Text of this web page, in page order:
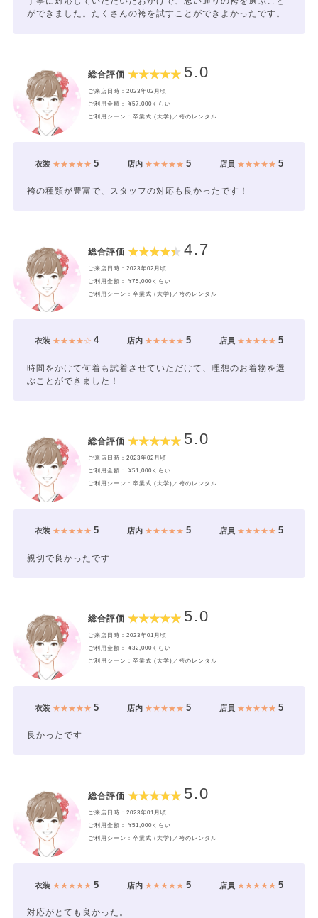
ができました。たくさんの袴を試すことができよかったです。
総合評価 5.0
ご来店日時：2023年02月頃
ご利用金額： ¥57,000くらい
ご利用シーン：卒業式 (大学)／袴のレンタル
衣装★★★★★ 5 店内★★★★★ 5 店員 ★★★★★5
袴の種類が豊富で、スタッフの対応も良かったです！
総合評価 4.7
ご来店日時：2023年02月頃
ご利用金額： ¥75,000くらい
ご利用シーン：卒業式 (大学)／袴のレンタル
衣装★★★★☆ 4 店内★★★★★ 5 店員 ★★★★★5
時間をかけて何着も試着させていただけて、理想のお着物を選
ぶことができました！
総合評価 5.0
ご来店日時：2023年02月頃
ご利用金額： ¥51,000くらい
ご利用シーン：卒業式 (大学)／袴のレンタル
衣装★★★★★ 5 店内★★★★★ 5 店員 ★★★★★5
親切で良かったです
総合評価 5.0
ご来店日時：2023年01月頃
ご利用金額： ¥32,000くらい
ご利用シーン：卒業式 (大学)／袴のレンタル
衣装★★★★★ 5 店内★★★★★ 5 店員 ★★★★★5
良かったです
総合評価 5.0
ご来店日時：2023年01月頃
ご利用金額： ¥51,000くらい
ご利用シーン：卒業式 (大学)／袴のレンタル
衣装★★★★★ 5 店内★★★★★ 5 店員 ★★★★★5
対応がとても良かった。